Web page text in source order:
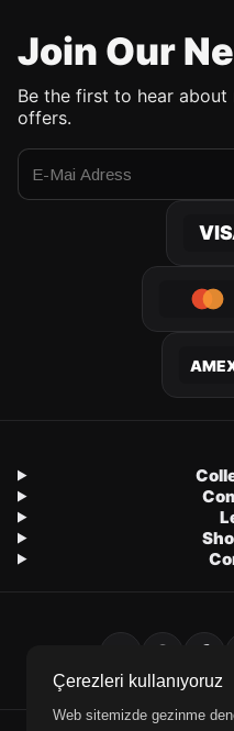
Join Our
Be the first to hear
offers.
Çerezleri kullanıyoruz
Web sitemizde gezinme